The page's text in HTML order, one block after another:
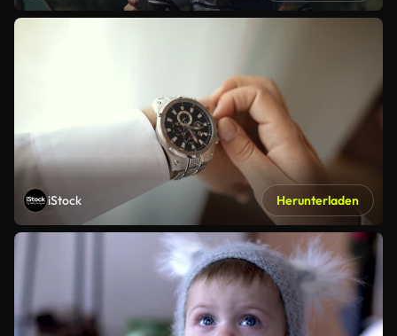
iStock Herunterladen